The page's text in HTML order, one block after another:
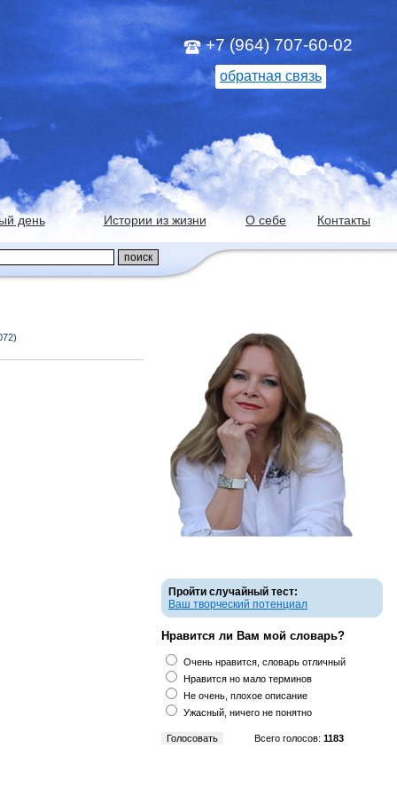
+7 (964) 707-60-02
обратная связь
день Истории из жизни О себе Контакты
Пройти случайный тест:
Ваш творческий потенциал
Нравится ли Вам мой словарь?
Очень нравится, словарь отличный
Нравится но мало терминов
Не очень, плохое описание
Ужасный, ничего не понятно
Всего голосов: 1183